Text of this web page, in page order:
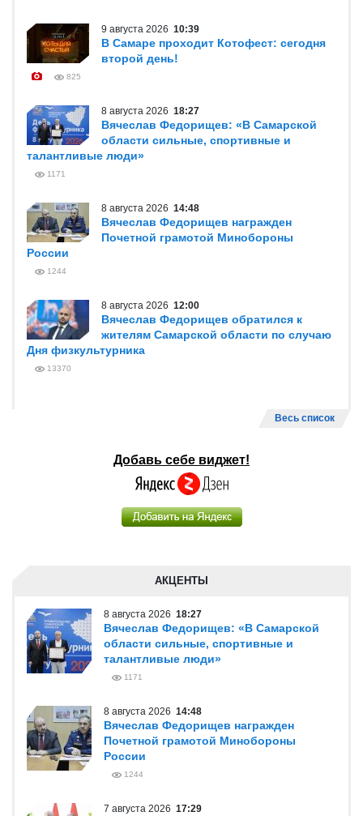
9 августа 2026 10:39
В Самаре проходит Котофест: сегодня
второй день!
825
8 августа 2026 18:27
Вячеслав Федорищев: «В Самарской
области сильные, спортивные и
талантливые люди»
1171
8 августа 2026 14:48
Вячеслав Федорищев награжден
Почетной грамотой Минобороны
России
1244
8 августа 2026 12:00
Вячеслав Федорищев обратился к
жителям Самарской области по случаю
Дня физкультурника
13370
Весь список
Добавь себе виджет!
АКЦЕНТЫ
8 августа 2026 18:27
Вячеслав Федорищев: «В Самарской
области сильные, спортивные и
талантливые люди»
1171
8 августа 2026 14:48
Вячеслав Федорищев награжден
Почетной грамотой Минобороны
России
1244
7 августа 2026 17:29